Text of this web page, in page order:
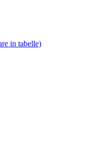
in tabelle)